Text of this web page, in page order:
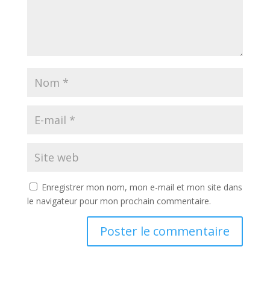
Enregistrer mon nom, mon e-mail et mon site dans
le navigateur pour mon prochain commentaire.